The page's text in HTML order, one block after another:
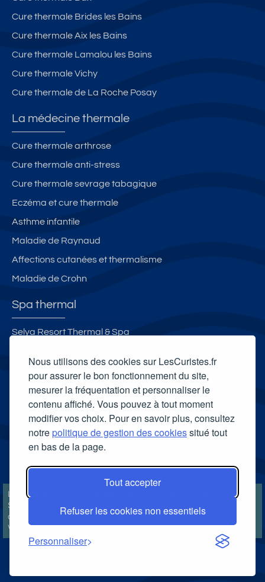
Nous utilisons des cookies sur LesCuristes.fr
pour assurer le bon fonctionnement du site,
mesurer la fréquentation et personnaliser le
contenu affiché. Vous pouvez à tout moment
modifier vos choix. Pour en savoir plus, consultez
notrepolitique de gestion des cookiessitué tout
en bas de la page.
Tout accepter
Refuser les cookies non essentiels
Personnaliser
Cure thermale Brides les Bains
Cure thermale Aix les Bains
Cure thermale Lamalou les Bains
Cure thermale Vichy
Cure thermale de La Roche Posay
La médecine thermale
Cure thermale arthrose
Cure thermale anti-stress
Cure thermale sevrage tabagique
Eczéma et cure thermale
Asthme infantile
Maladie de Raynaud
Affections cutanées et thermalisme
Maladie de Crohn
Spa thermal
Selya Resort Thermal & Spa
Grand Spa thermal
Carte cadeau spa Vichy
Carte cadeau spa Bagnoles-de-l'Orne
Carte cadeau spa Saubusse
Carte cadeau spa Châtel-Guyon
LesCuristes.fr participe et est conforme à l'ensemble des
Spécifications et Politiques du Transparency & Consent Framework
de l'IAB Europe et utilise la Consent Management Platform n°92.
Vous pouvez modifier vos choix à tout moment encliquant ici.